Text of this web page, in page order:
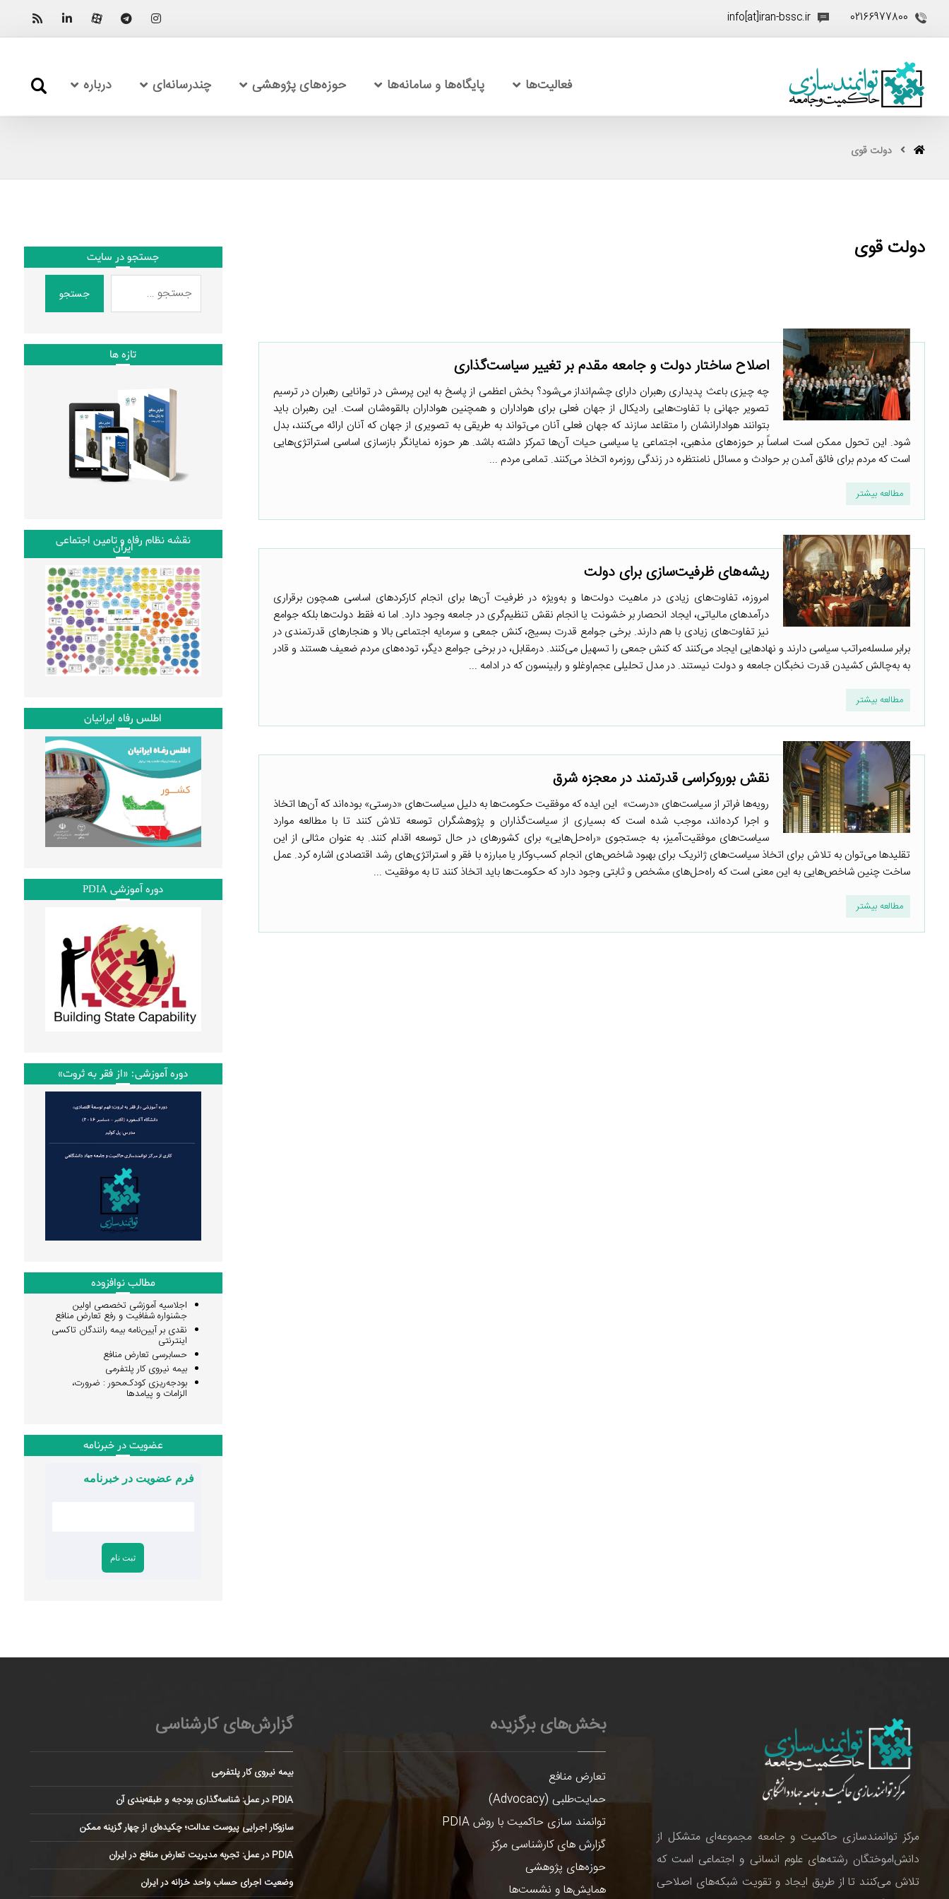
02166977800
info[at]iran-bssc.ir
فعالیت‌ها پایگاه‌ها و سامانه‌ها حوزه‌های پژوهشی چندرسانه‌ای درباره
دولت قوی
دولت قوی
اصلاح ساختار دولت و جامعه مقدم بر تغییر سیاست‌گذاری
چه چیزی باعث پدیداری رهبران دارای چشم‌انداز می‌شود؟ بخش اعظمی از پاسخ به این پرسش در توانایی رهبران در ترسیم
تصویر جهانی با تفاوت‌هایی رادیکال از جهان فعلی برای هواداران و همچنین هواداران بالقوه‌شان است. این رهبران باید
بتوانند هوادارانشان را متقاعد سازند که جهان فعلی آنان می‌تواند به طریقی به تصویری از جهان که آنان ارائه می‌کنند، بدل
شود. این تحول ممکن است اساساً بر حوزه‌های مذهبی، اجتماعی یا سیاسی حیات آن‌ها تمرکز داشته باشد. هر حوزه نمایانگر بازسازی اساسی استراتژی‌هایی
است که مردم برای فائق آمدن بر حوادث و مسائل نامنتظره در زندگی روزمره اتخاذ می‌کنند. تمامی مردم ...
مطالعه بیشتر
ریشه‌های ظرفیت‌سازی برای دولت
امروزه، تفاوت‌های زیادی در ماهیت دولت‌ها و به‌ویژه در ظرفیت آن‌ها برای انجام کارکردهای اساسی همچون برقراری
درآمدهای مالیاتی، ایجاد انحصار بر خشونت یا انجام نقش تنظیم‌گری در جامعه وجود دارد. اما نه فقط دولت‌ها بلکه جوامع
نیز تفاوت‌های زیادی با هم دارند. برخی جوامع قدرت بسیج، کنش جمعی و سرمایه اجتماعی بالا و هنجارهای قدرتمندی در
برابر سلسله‌مراتب سیاسی دارند و نهادهایی ایجاد می‌کنند که کنش جمعی را تسهیل می‌کنند. درمقابل، در برخی جوامع دیگر، توده‌های مردم ضعیف هستند و قادر
به به‌چالش کشیدن قدرت نخبگان جامعه و دولت نیستند. در مدل تحلیلی عجم‌اوغلو و رابینسون که در ادامه ...
مطالعه بیشتر
نقش بوروکراسی قدرتمند در معجزه شرق
رویه‌ها فراتر از سیاست‌های «درست» این ایده که موفقیت حکومت‌ها به دلیل سیاست‌های «درستی» بوده‌اند که آن‌ها اتخاذ
و اجرا کرده‌اند، موجب شده است که بسیاری از سیاست‌گذاران و پژوهشگران توسعه تلاش کنند تا با مطالعه موارد
سیاست‌های موفقیت‌آمیز، به جستجوی «راه‌حل‌هایی» برای کشورهای در حال توسعه اقدام کنند. به عنوان مثالی از این
تقلیدها می‌توان به تلاش برای اتخاذ سیاست‌های ژانریک برای بهبود شاخص‌های انجام کسب‌وکار یا مبارزه با فقر و استراتژی‌های رشد اقتصادی اشاره کرد. عمل
ساخت چنین شاخص‌هایی به این معنی است که راه‌حل‌های مشخص و ثابتی وجود دارد که حکومت‌ها باید اتخاذ کنند تا به موفقیت ...
مطالعه بیشتر
جستجو در سایت
جستجو
تازه ها
نقشه نظام رفاه و تامین اجتماعی
ایران
اطلس رفاه ایرانیان
دوره آموزشی PDIA
دوره آموزشی: «از فقر به ثروت»
مطالب نوافزوده
اجلاسیه آموزشی تخصصی اولین
جشنواره شفافیت و رفع تعارض منافع
نقدی بر آیین‌نامه بیمه رانندگان تاکسی
اینترنتی
حسابرسی تعارض منافع
بیمه نیروی کار پلتفرمی
بودجه‌ریزی کودک‌محور : ضرورت،
الزامات و پیامدها
عضویت در خبرنامه
فرم عضویت در خبرنامه
مرکز توانمندسازی حاکمیت و جامعه مجموعه‌ای متشکل از
دانش‌اموختگان رشته‌های علوم انسانی و اجتماعی است که
تلاش می‌کنند تا از طریق ایجاد و تقویت شبکه‌های اصلاحی
بخش‌های برگزیده
تعارض منافع
حمایت‌طلبی (Advocacy)
توانمند سازی حاکمیت با روش PDIA
گزارش های کارشناسی مرکز
حوزه‌های پژوهشی
همایش‌ها و نشست‌ها
گزارش‌های کارشناسی
بیمه نیروی کار پلتفرمی
PDIA در عمل: شناسه‌گذاری بودجه و طبقه‌بندی آن
سازوکار اجرایی پیوست عدالت؛ چکیده‌ای از چهار گزینه ممکن
PDIA در عمل: تجربه مدیریت تعارض منافع در ایران
وضعیت اجرای حساب واحد خزانه در ایران